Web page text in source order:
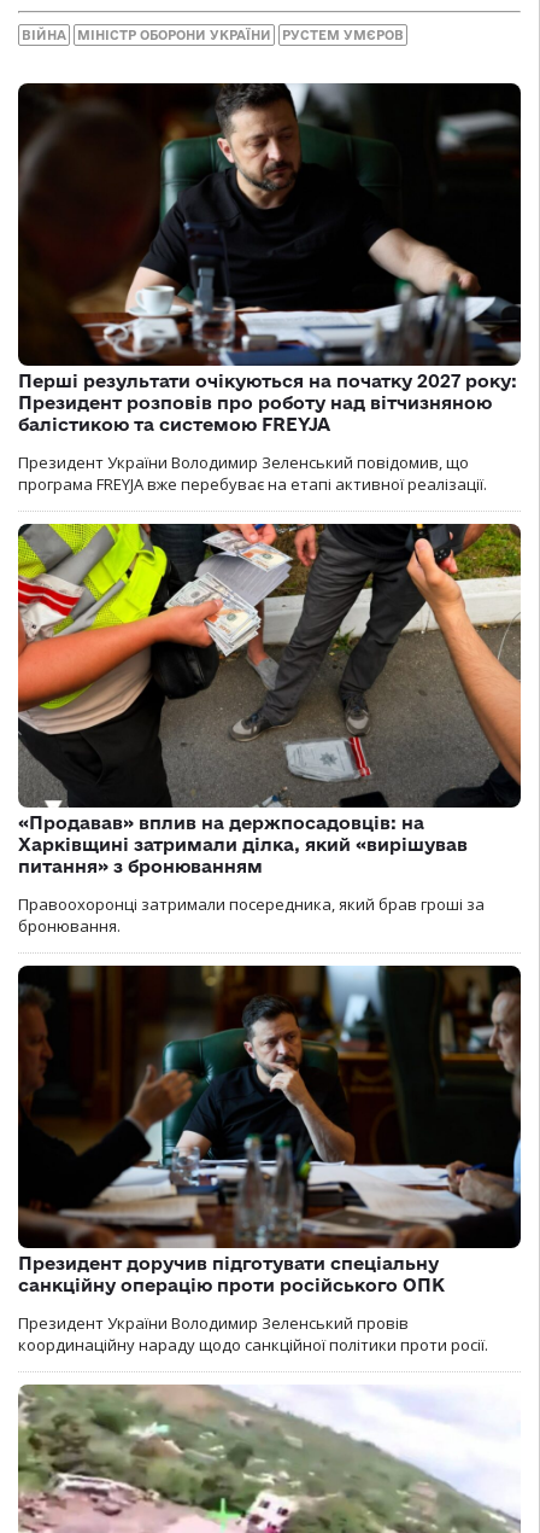
ВІЙНА МІНІСТР ОБОРОНИ УКРАЇНИ РУСТЕМ УМЄРОВ
Перші результати очікуються на початку 2027 року:
Президент розповів про роботу над вітчизняною
балістикою та системою FREYJA
Президент України Володимир Зеленський повідомив, що
програма FREYJA вже перебуває на етапі активної реалізації.
«Продавав» вплив на держпосадовців: на
Харківщині затримали ділка, який «вирішував
питання» з бронюванням
Правоохоронці затримали посередника, який брав гроші за
бронювання.
Президент доручив підготувати спеціальну
санкційну операцію проти російського ОПК
Президент України Володимир Зеленський провів
координаційну нараду щодо санкційної політики проти росії.